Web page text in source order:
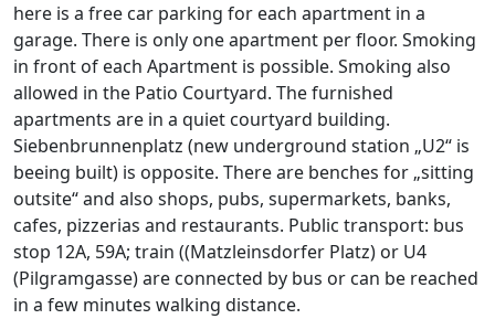
here is a free car parking for each apartment in a
garage. There is only one apartment per floor. Smoking
in front of each Apartment is possible. Smoking also
allowed in the Patio Courtyard. The furnished
apartments are in a quiet courtyard building.
Siebenbrunnenplatz (new underground station „U2“ is
beeing built) is opposite. There are benches for „sitting
outsite“ and also shops, pubs, supermarkets, banks,
cafes, pizzerias and restaurants. Public transport: bus
stop 12A, 59A; train ((Matzleinsdorfer Platz) or U4
(Pilgramgasse) are connected by bus or can be reached
in a few minutes walking distance.